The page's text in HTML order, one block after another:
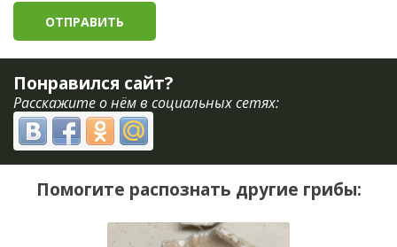
Понравился сайт?
Расскажите о нём в социальных сетях:
Помогите распознать другие грибы: